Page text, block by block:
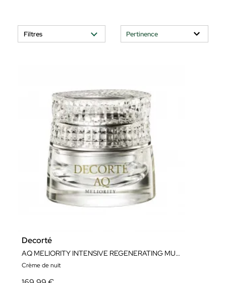
Filtres
Decorté
AQ MELIORITY INTENSIVE REGENERATING MULTI-CREAM 45ML
Crème de nuit